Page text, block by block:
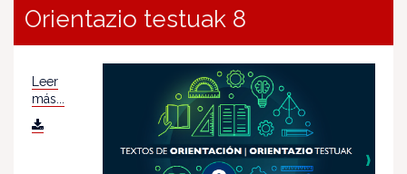
Orientazio testuak 8
Leer
más...